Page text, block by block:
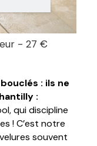
- 27 €
: ils ne
:
qui discipline
! C’est notre
souvent